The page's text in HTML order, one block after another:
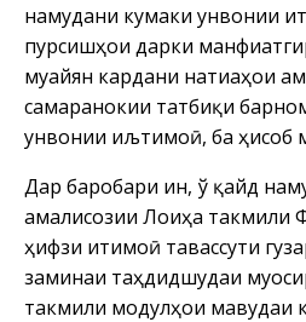
намудани кумаки унвонии
пурсишҳои дарки
муайян кардани натиҷаҳои
самаранокии татбиқи
унвонии иљтимоӣ, ба ҳисоб
Дар баробари ин, ў қайд
амалисозии Лоиҳа такмили
ҳифзи иҷтимоӣ тавассути
заминаи таҳдидшудаи
такмили модулҳои мавҷудаи